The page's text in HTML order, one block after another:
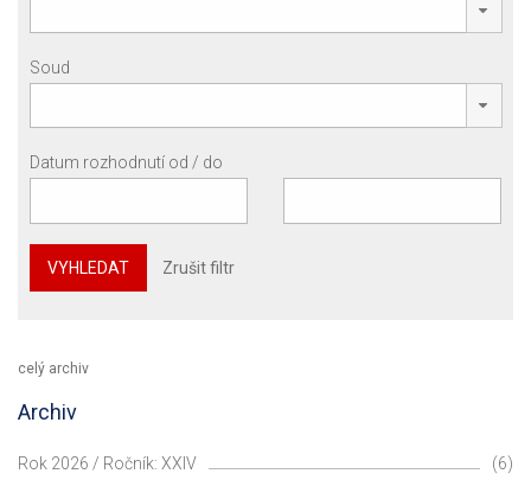
Soud
Datum rozhodnutí od / do
VYHLEDAT Zrušit filtr
celý archiv
Archiv
Rok 2026 / Ročník: XXIV (6)